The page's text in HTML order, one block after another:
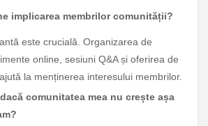
implicarea membrilor comunității?
este crucială. Organizarea de
online, sesiuni Q&A și oferirea de
la menținerea interesului membrilor.
comunitatea mea nu crește așa